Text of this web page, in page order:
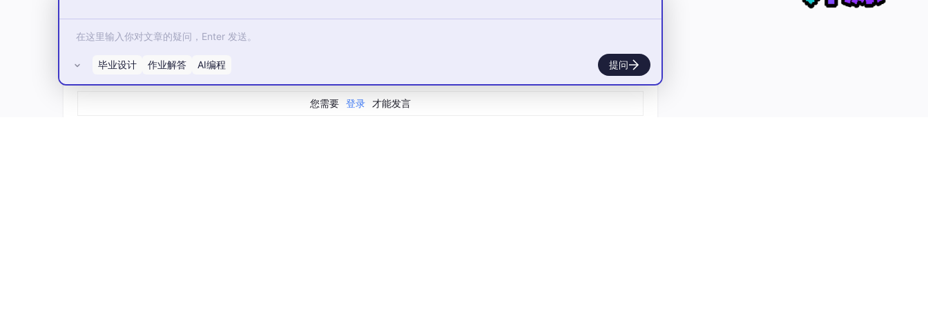
所有评论(0)
您需要 登录 才能发言
毕业设计 作业解答 AI编程 提问